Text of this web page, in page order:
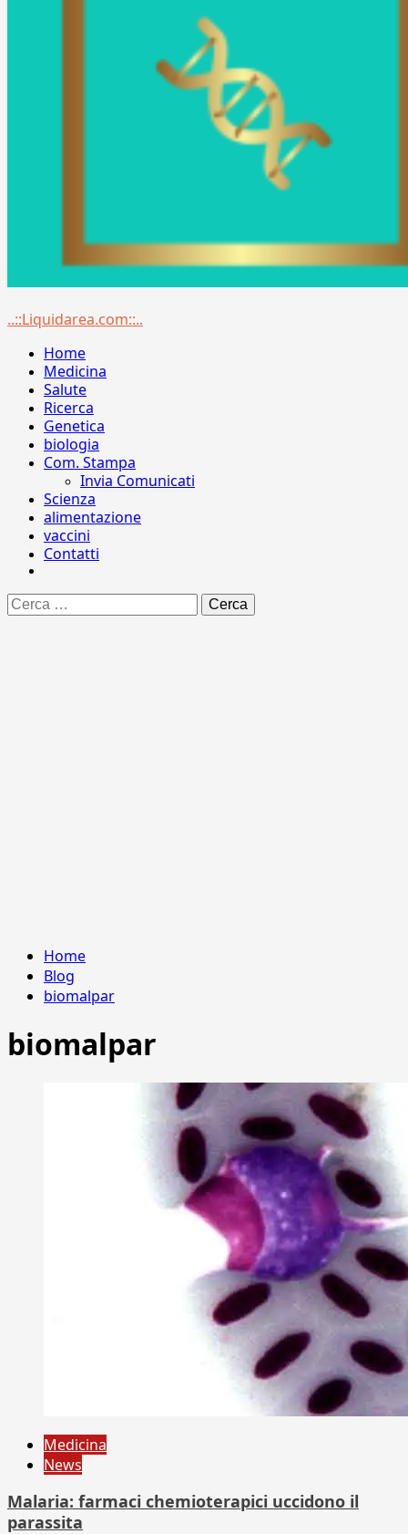
Menu
..::Liquidarea.com::..
Home
Medicina
Salute
Ricerca
Genetica
biologia
Com. Stampa
Invia Comunicati
Scienza
alimentazione
vaccini
Contatti
Ricerca
per:
Home
Blog
biomalpar
biomalpar
Medicina
News
Malaria: farmaci chemioterapici uccidono il
parassita